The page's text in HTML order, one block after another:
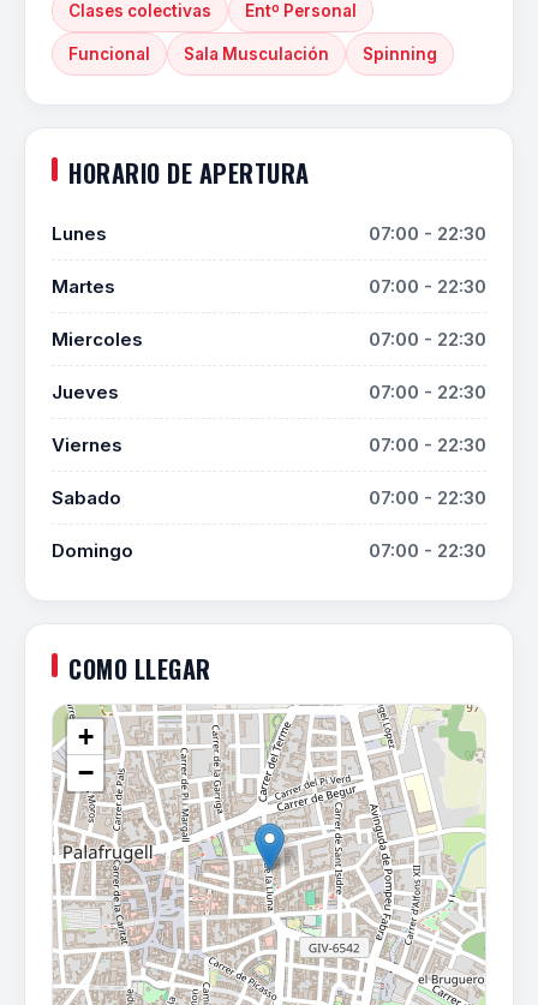
Clases colectivas Entº Personal
Funcional Sala Musculación Spinning
HORARIO DE APERTURA
Lunes 07:00 - 22:30
Martes 07:00 - 22:30
Miercoles 07:00 - 22:30
Jueves 07:00 - 22:30
Viernes 07:00 - 22:30
Sabado 07:00 - 22:30
Domingo 07:00 - 22:30
COMO LLEGAR
+
−